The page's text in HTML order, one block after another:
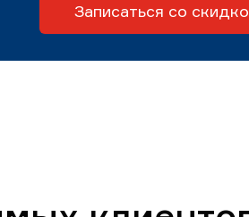
Записаться со